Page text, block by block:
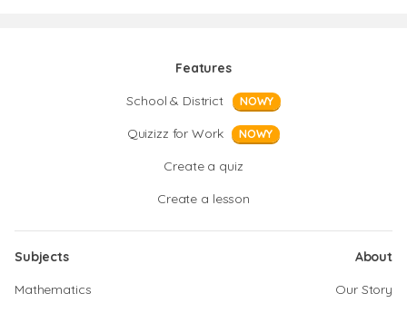
Features
School & District
NOWY
Quizizz for Work NOWY
Create a quiz
Create a lesson
Subjects
Mathematics
About
Our Story